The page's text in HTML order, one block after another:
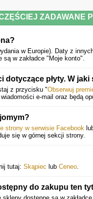
ZADAWANE
w Europie). Daty z
są w zakładce "Moje konto".
dotyczące płyty. W
z przycisku "Obserwuj
e-mail oraz będą
strony w serwisie Facebook
się w górnej sekcji strony.
tutaj: Skąpiec lub Ceneo.
do zakupu ten